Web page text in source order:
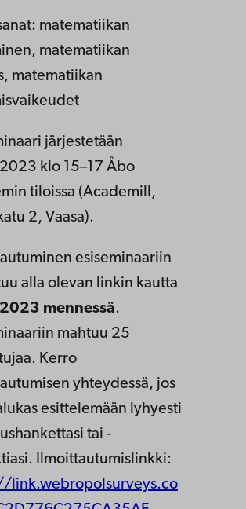
matematiikan
matematiikan
matematiikan
järjestetään
klo 15–17 Åbo
tiloissa (Academill,
2, Vaasa).
esiseminaariin
alla olevan linkin kautta
mennessä.
mahtuu 25
Kerro
yhteydessä, jos
esittelemään lyhyesti
tai -
Ilmoittautumislinkki:
link.webropolsurveys.co